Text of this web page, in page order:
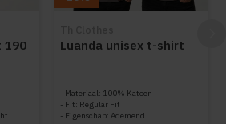
190
product is
Luanda unisex t-shirt
Materiaal: 100% Katoen
Fit: Regular Fit
Eigenschap: Ademend